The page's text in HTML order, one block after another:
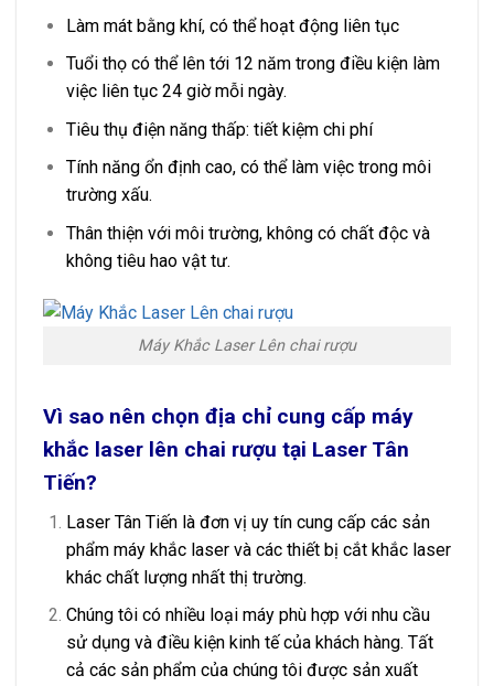
Làm mát bằng khí, có thể hoạt động liên tục
Tuổi thọ có thể lên tới 12 năm trong điều kiện làm
việc liên tục 24 giờ mỗi ngày.
Tiêu thụ điện năng thấp: tiết kiệm chi phí
Tính năng ổn định cao, có thể làm việc trong môi
trường xấu.
Thân thiện với môi trường, không có chất độc và
không tiêu hao vật tư.
Máy Khắc Laser Lên chai rượu
Vì sao nên chọn địa chỉ cung cấp máy
khắc laser lên chai rượu tại Laser Tân
Tiến?
Laser Tân Tiến là đơn vị uy tín cung cấp các sản
phẩm máy khắc laser và các thiết bị cắt khắc laser
khác chất lượng nhất thị trường.
Chúng tôi có nhiều loại máy phù hợp với nhu cầu
sử dụng và điều kiện kinh tế của khách hàng. Tất
cả các sản phẩm của chúng tôi được sản xuất